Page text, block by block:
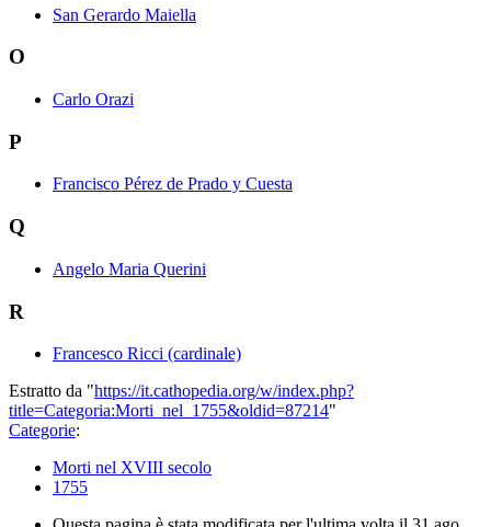
San Gerardo Maiella
O
Carlo Orazi
P
Francisco Pérez de Prado y Cuesta
Q
Angelo Maria Querini
R
Francesco Ricci (cardinale)
Estratto da "https://it.cathopedia.org/w/index.php?
title=Categoria:Morti_nel_1755&oldid=87214"
Categorie:
Morti nel XVIII secolo
1755